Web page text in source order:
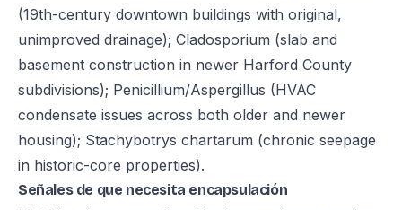
(19th-century downtown buildings with original,
unimproved drainage); Cladosporium (slab and
basement construction in newer Harford County
subdivisions); Penicillium/Aspergillus (HVAC
condensate issues across both older and newer
housing); Stachybotrys chartarum (chronic seepage
in historic-core properties).
Señales de que necesita encapsulación